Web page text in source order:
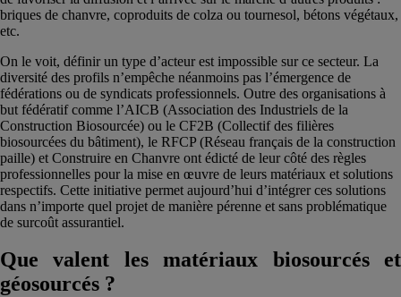
briques de chanvre, coproduits de colza ou tournesol, bétons végétaux,
etc.
On le voit, définir un type d’acteur est impossible sur ce secteur. La
diversité des profils n’empêche néanmoins pas l’émergence de
fédérations ou de syndicats professionnels. Outre des organisations à
but fédératif comme l’AICB (Association des Industriels de la
Construction Biosourcée) ou le CF2B (Collectif des filières
biosourcées du bâtiment), le RFCP (Réseau français de la construction
paille) et Construire en Chanvre ont édicté de leur côté des règles
professionnelles pour la mise en œuvre de leurs matériaux et solutions
respectifs. Cette initiative permet aujourd’hui d’intégrer ces solutions
dans n’importe quel projet de manière pérenne et sans problématique
de surcoût assurantiel.
Que valent les matériaux biosourcés et
géosourcés ?